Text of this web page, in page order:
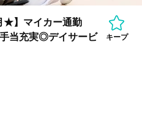
★】マイカー通勤
当充実◎デイサービ
キープ